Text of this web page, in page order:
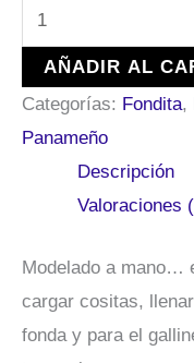
AÑADIR AL
Categorías: Fondita,
Panameño
Descripción
Valoraciones
Modelado a mano…
cargar cositas,
fonda y para el